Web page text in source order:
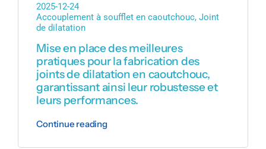
2025-12-24
Accouplement à soufflet en caoutchouc,Joint
de dilatation
Mise en place des meilleures
pratiques pour la fabrication des
joints de dilatation en caoutchouc,
garantissant ainsi leur robustesse et
leurs performances.
Continue reading